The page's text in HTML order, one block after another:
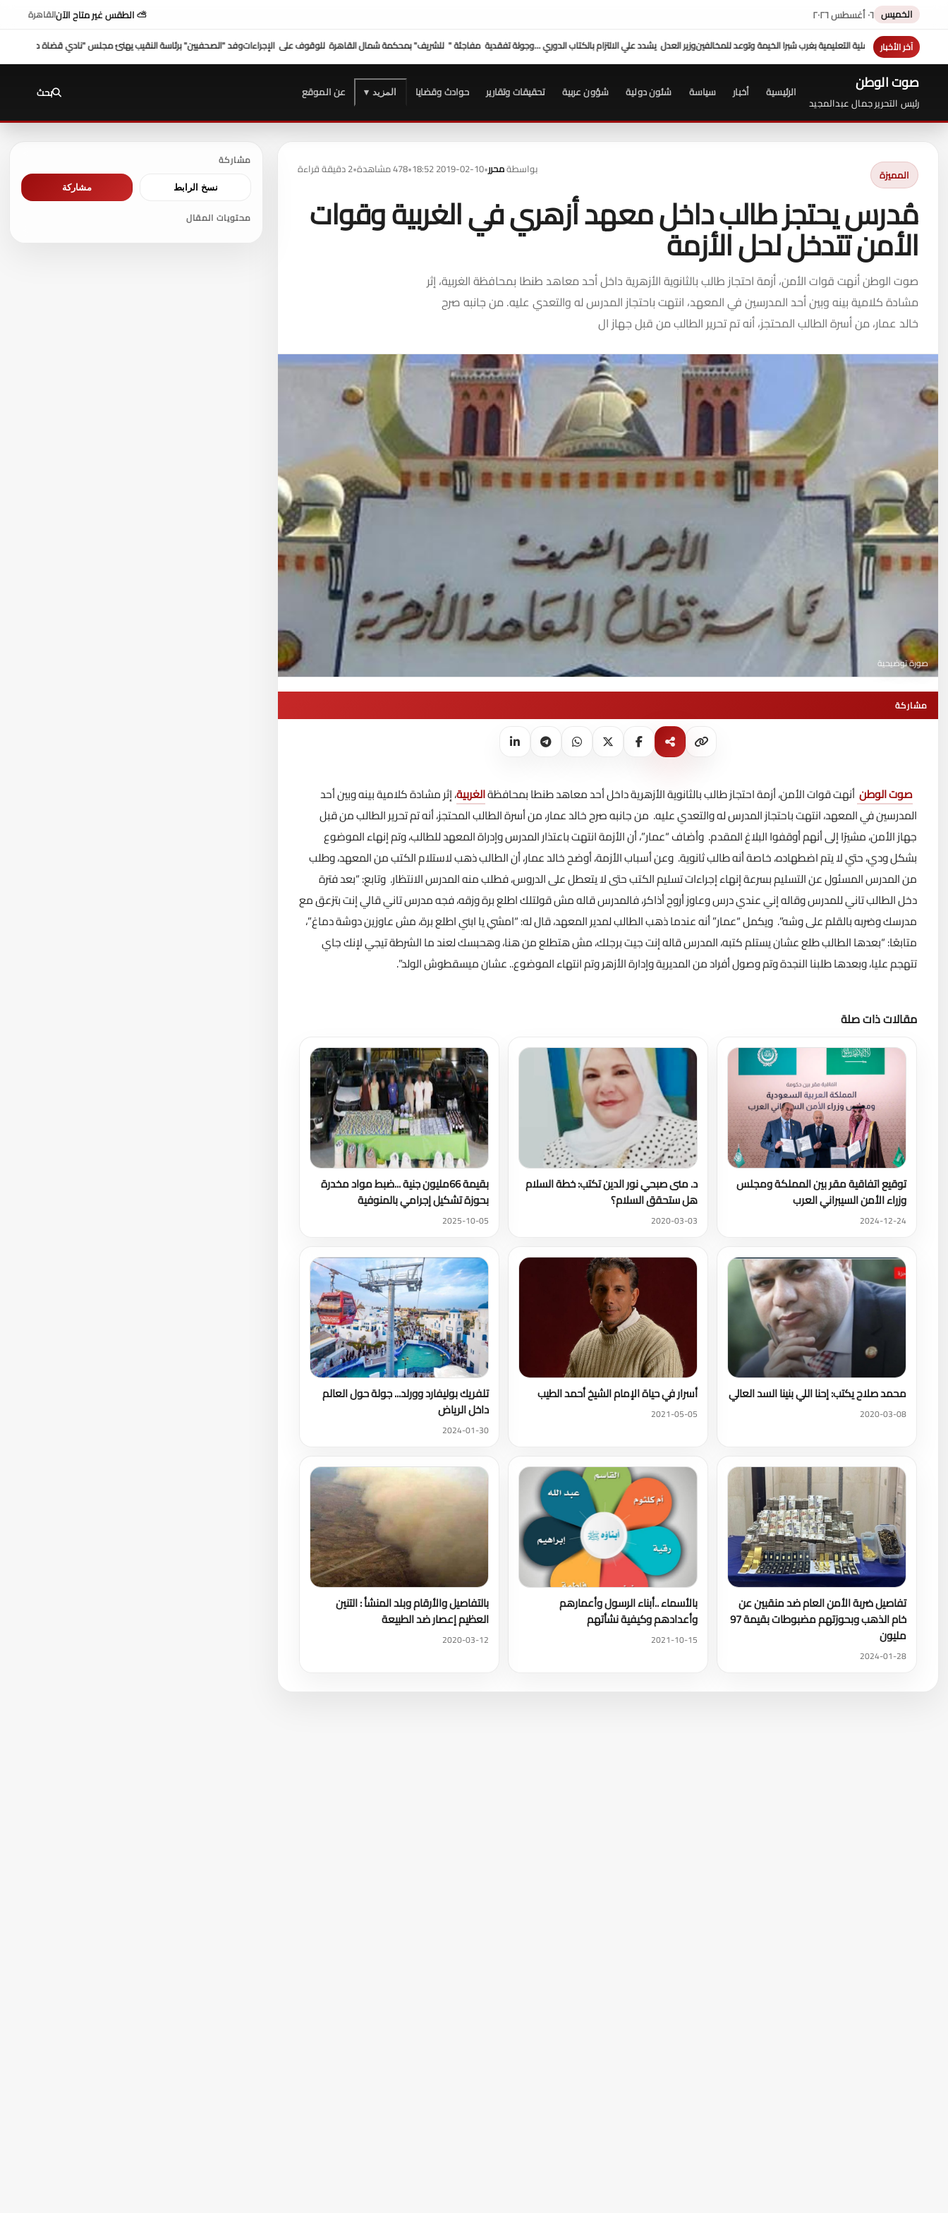
الخميس ٠٦ أغسطس ٢٠٢٦ ⛅ الطقس غير متاح الآنالقاهرة
آخر الأخبار
شكري عازر منسق لجنة الدفاع عن أموال التأمينات: بطرسوفد "الصحفيين" برئاسة النقيب يهنئ مجلس "نادي قضاة مصر"وزير العدل يشدد علي الالتزام بالكتاب الدوري ...وجولة تفقدية مفاجئة " للشريف" بمحكمة شمال القاهرة للوقوف على الإجراءاتللمخالفين
صوت الوطن
رئيس التحرير جمال عبدالمجيد
الرئيسية أخبار سياسة شئون دولية شؤون عربية تحقيقات وتقارير حوادث وقضايا المزيد ▾ عن الموقع بحث
المميزة بواسطةمحرر•
2019-02-10 18:52
•478 مشاهدة •2 دقيقة قراءة
مُدرس يحتجز طالب داخل معهد أزهري في الغربية وقوات
الأمن تتدخل لحل الأزمة
صوت الوطن أنهت قوات الأمن، أزمة احتجاز طالب بالثانوية الأزهرية داخل أحد معاهد طنطا بمحافظة الغربية، إثر
مشادة كلامية بينه وبين أحد المدرسين في المعهد، انتهت باحتجاز المدرس له والتعدي عليه. من جانبه صرح
خالد عمار، من أسرة الطالب المحتجز، أنه تم تحرير الطالب من قبل جهاز ال
صورة توضيحية
مشاركة
صوت الوطن أنهت قوات الأمن، أزمة احتجاز طالب بالثانوية الأزهرية داخل أحد معاهد طنطا بمحافظةالغربية، إثر مشادة كلامية بينه وبين أحد
المدرسين في المعهد، انتهت باحتجاز المدرس له والتعدي عليه. من جانبه صرح خالد عمار، من أسرة الطالب المحتجز، أنه تم تحرير الطالب من قبل
جهاز الأمن، مشيرًا إلى أنهم أوقفوا البلاغ المقدم. وأضاف “عمار”، أن الأزمة انتهت باعتذار المدرس وإدراة المعهد للطالب، وتم إنهاء الموضوع
بشكل ودي، حتي لا يتم اضطهاده، خاصة أنه طالب ثانوية. وعن أسباب الأزمة، أوضح خالد عمار، أن الطالب ذهب لاستلام الكتب من المعهد، وطلب
من المدرس المسئول عن التسليم بسرعة إنهاء إجراءات تسليم الكتب حتى لا يتعطل على الدروس، فطلب منه المدرس الانتظار. وتابع: “بعد فترة
دخل الطالب تاني للمدرس وقاله إني عندي درس وعاوز أروح أذاكر، فالمدرس قاله مش قولتلك اطلع برة وزقه، فجه مدرس تاني قالي إنت بتزعق مع
مدرسك وضربه بالقلم على وشه”. ويكمل “عمار” أنه عندما ذهب الطالب لمدير المعهد، قال له: “امشي يا ابني اطلع برة، مش عاوزين دوشة دماغ”،
متابعًا: “بعدها الطالب طلع عشان يستلم كتبه، المدرس قاله إنت جيت برجلك، مش هتطلع من هنا، وهحبسك لعند ما الشرطة تيجي لإنك جاي
تتهجم عليا، وبعدها طلبنا النجدة وتم وصول أفراد من المديرية وإدارة الأزهر وتم انتهاء الموضوع.. عشان ميسقطوش الولد”.
مقالات ذات صلة
توقيع اتفاقية مقر بين المملكة ومجلس
وزراء الأمن السيبراني العرب
2024-12-24
د. منى صبحي نور الدين تكتب: خطة السلام
هل ستحقق السلام؟
2020-03-03
بقيمة 66مليون جنية ...ضبط مواد مخدرة
بحوزة تشكيل إجرامي بالمنوفية
2025-10-05
محمد صلاح يكتب: إحنا اللي بنينا السد العالي
2020-03-08
أسرار في حياة الإمام الشيخ أحمد الطيب
2021-05-05
تلفريك بوليفارد وورلد... جولة حول العالم
داخل الرياض
2024-01-30
تفاصيل ضربة الأمن العام ضد منقبين عن
خام الذهب وبحوزتهم مضبوطات بقيمة 97
مليون
2024-01-28
بالأسماء ..أبناء الرسول وأعمارهم
وأعدادهم وكيفية نشأتهم
2021-10-15
بالتفاصيل والأرقام وبلد المنشأ : التنين
العظيم إعصار ضد الطبيعة
2020-03-12
مشاركة
نسخ الرابط مشاركة
محتويات المقال